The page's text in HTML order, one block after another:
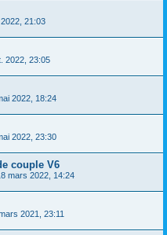
21:03
2022, 23:05
2022, 18:24
2022, 23:30
couple V6
mars 2022, 14:24
2021, 23:11